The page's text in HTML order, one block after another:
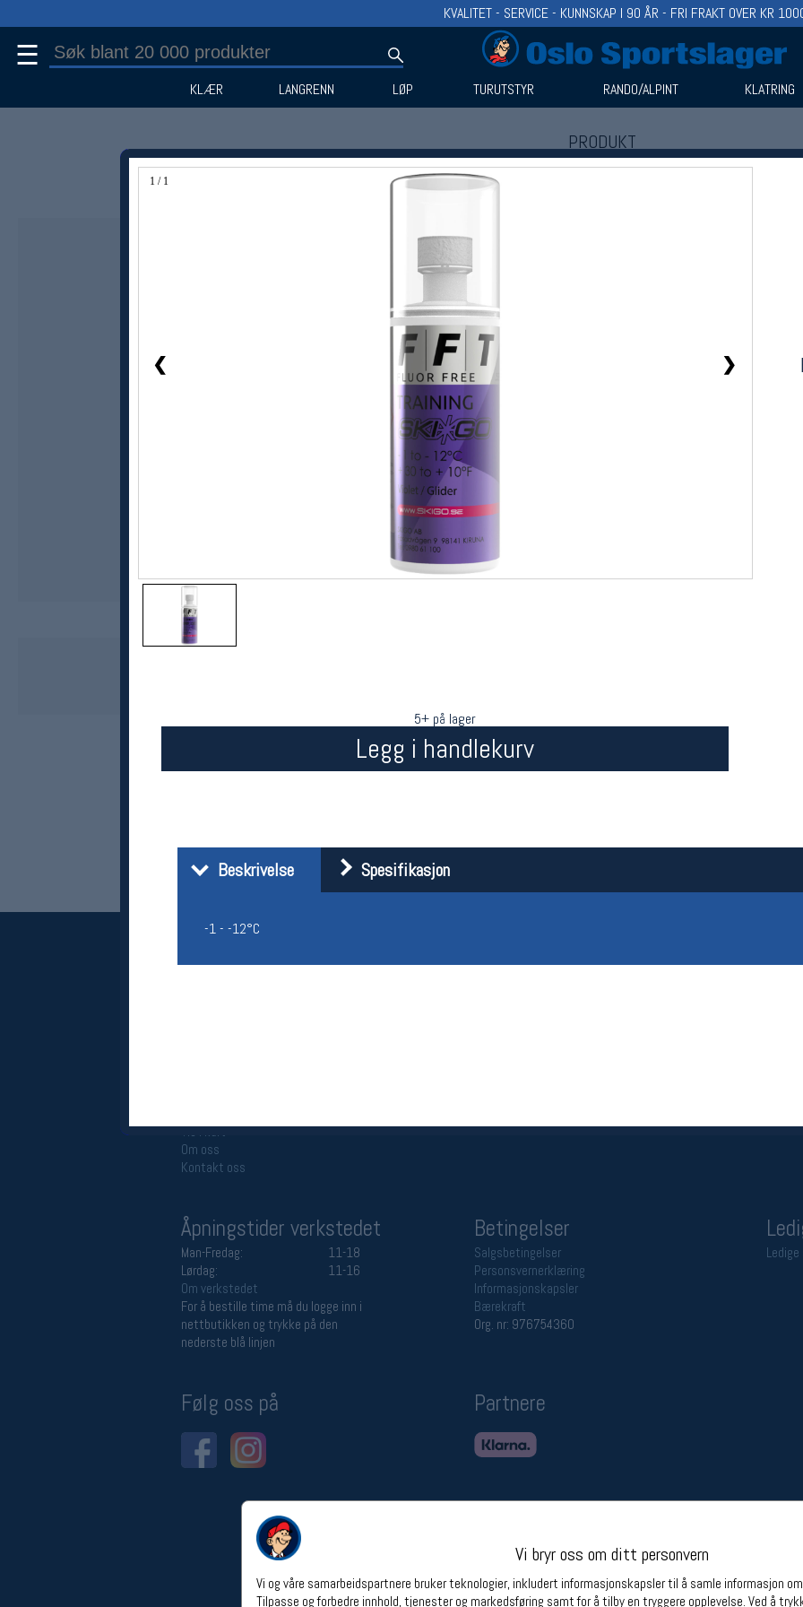
1 / 1
❮ ❯
5+ på lager
Legg i handlekurv
Beskrivelse Spesifikasjon
-1 - -12°C
Vi bryr oss om ditt personvern
Vi og våre samarbeidspartnere bruker teknologier, inkludert informasjonskapsler til å samle informasjon
Tilpasse og forbedre innhold, tjenester og markedsføring samt for å tilby en tryggere opplevelse. Ved å
KVALITET - SERVICE - KUNNSKAP I 90 ÅR - FRI FRAKT OVER KR
☰
KLÆR LANGRENN LØP TURUTSTYR RANDO/ALPINT KLATRING
PRODUKT
Produkter (1)
SKIGO
Vis i kart
Om oss
Kontakt oss
Åpningstider verkstedet
Man-Fredag:
11-18
Lørdag:
11-16
Om verkstedet
For å bestille time må du logge inn i
nettbutikken og trykke på den
nederste blå linjen
Betingelser
Salgsbetingelser
Personsvernerklæring
Informasjonskapsler
Bærekraft
Org. nr: 976754360
Følg oss på Partnere